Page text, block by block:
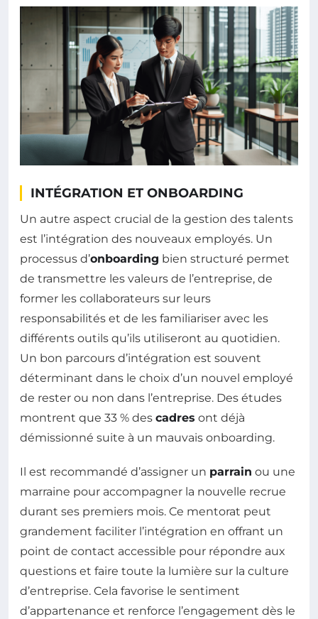
INTÉGRATION ET ONBOARDING
Un autre aspect crucial de la gestion des talents
est l’intégration des nouveaux employés. Un
processus d’onboarding bien structuré permet
de transmettre les valeurs de l’entreprise, de
former les collaborateurs sur leurs
responsabilités et de les familiariser avec les
différents outils qu’ils utiliseront au quotidien.
Un bon parcours d’intégration est souvent
déterminant dans le choix d’un nouvel employé
de rester ou non dans l’entreprise. Des études
montrent que 33 % des cadres ont déjà
démissionné suite à un mauvais onboarding.
Il est recommandé d’assigner un parrain ou une
marraine pour accompagner la nouvelle recrue
durant ses premiers mois. Ce mentorat peut
grandement faciliter l’intégration en offrant un
point de contact accessible pour répondre aux
questions et faire toute la lumière sur la culture
d’entreprise. Cela favorise le sentiment
d’appartenance et renforce l’engagement dès le